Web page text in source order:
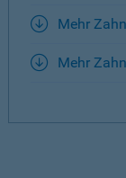
Mehr
Mehr